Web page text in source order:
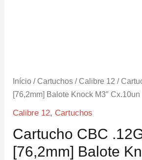
Início / Cartuchos / Calibre 12 /
[76,2mm] Balote Knock M3″ Cx.10un
Calibre 12, Cartuchos
Cartucho CBC
[76,2mm] Balote